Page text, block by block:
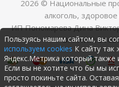
2026 © Нациoнальные
алкoгoль,
ИП Пономарева Дина
ОГРНИП:
Пользуясь нашим сайтом, вы
используем cookies К сайту так
Яндекс.Метрика который также
Если вы не хотите что бы мы
просто покиньте сайта.